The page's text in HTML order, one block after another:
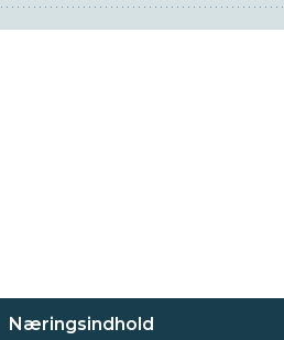
Næringsindhold